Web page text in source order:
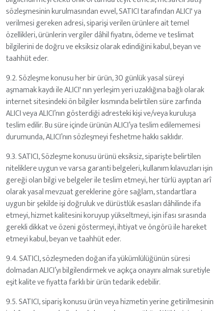
sözleşmesinin kurulmasından evvel, SATICI tarafından ALICI' ya
verilmesi gereken adresi, siparişi verilen ürünlere ait temel
özellikleri, ürünlerin vergiler dâhil fiyatını, ödeme ve teslimat
bilgilerini de doğru ve eksiksiz olarak edindiğini kabul, beyan ve
taahhüt eder.
9.2. Sözleşme konusu her bir ürün, 30 günlük yasal süreyi
aşmamak kaydı ile ALICI' nın yerleşim yeri uzaklığına bağlı olarak
internet sitesindeki ön bilgiler kısmında belirtilen süre zarfında
ALICI veya ALICI’nın gösterdiği adresteki kişi ve/veya kuruluşa
teslim edilir. Bu süre içinde ürünün ALICI’ya teslim edilememesi
durumunda, ALICI’nın sözleşmeyi feshetme hakkı saklıdır.
9.3. SATICI, Sözleşme konusu ürünü eksiksiz, siparişte belirtilen
niteliklere uygun ve varsa garanti belgeleri, kullanım kılavuzları işin
gereği olan bilgi ve belgeler ile teslim etmeyi, her türlü ayıptan arî
olarak yasal mevzuat gereklerine göre sağlam, standartlara
uygun bir şekilde işi doğruluk ve dürüstlük esasları dâhilinde ifa
etmeyi, hizmet kalitesini koruyup yükseltmeyi, işin ifası sırasında
gerekli dikkat ve özeni göstermeyi, ihtiyat ve öngörü ile hareket
etmeyi kabul, beyan ve taahhüt eder.
9.4. SATICI, sözleşmeden doğan ifa yükümlülüğünün süresi
dolmadan ALICI’yı bilgilendirmek ve açıkça onayını almak suretiyle
eşit kalite ve fiyatta farklı bir ürün tedarik edebilir.
9.5. SATICI, sipariş konusu ürün veya hizmetin yerine getirilmesinin